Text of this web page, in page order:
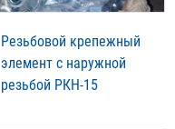
Резьбовой крепежный
элемент с наружной
резьбой РКН-15